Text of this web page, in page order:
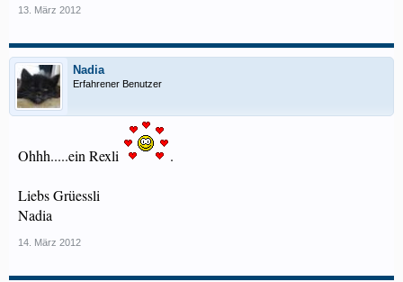
13. März 2012
Nadia
Erfahrener Benutzer
Ohhh.....ein Rexli .
Liebs Grüessli
Nadia
14. März 2012